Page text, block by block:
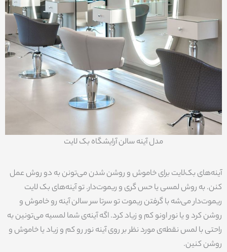
مدل آینه سالن آرایشگاه بک لایت
آینه‌های بک‌لایت برای خاموش و روشن شدن می‌تونن به دو روش عمل
کنن. به روش لمسی یا حس گری و ریموت‌دار. تو آینه‌های بک لایت
ریموت‌دار می‌شه با گرفتن ریموت تو سرتا سر سالن آینه رو خاموش و
روشن کرد و یا نور اونو کم و زیاد کرد. اگه آینه‌ی شما لمسیه می‌تونین به
راحتی با لمس نقطه‌ی مورد نظر بر روی آینه نور رو کم و زیاد یا خاموش و
روشن کنین.